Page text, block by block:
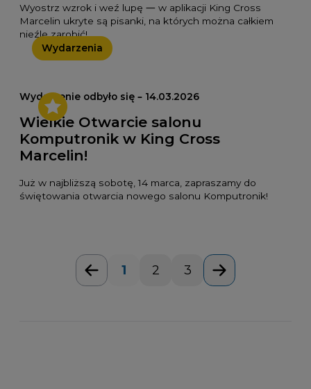
Wyostrz wzrok i weź lupę — w aplikacji King Cross
Marcelin ukryte są pisanki, na których można całkiem
nieźle zarobić!
Wydarzenia
Wydarzenie odbyło się – 14.03.2026
Wielkie Otwarcie salonu
Komputronik w King Cross
Marcelin!
Już w najbliższą sobotę, 14 marca, zapraszamy do
świętowania otwarcia nowego salonu Komputronik!
1 2 3